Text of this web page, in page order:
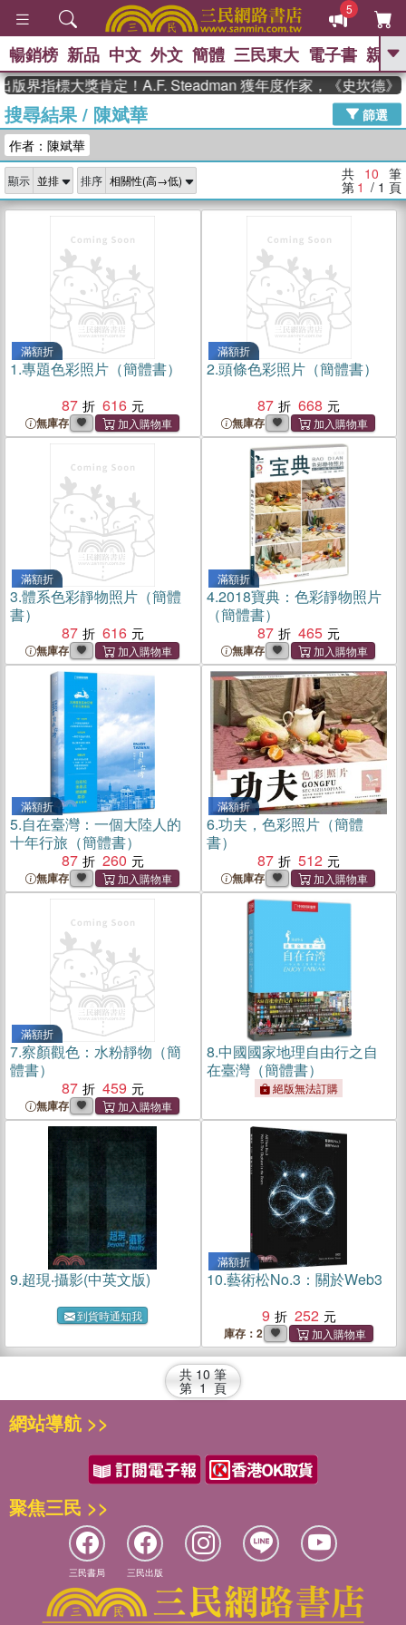
5
GO
高希均教授回憶錄
、 The Odyssey 、 父親節 、 如果歷
獎 臺灣漫遊錄 、 方念華 、 台灣的李
登輝時代
數學女孩：黎曼猜想 、
偉大的迷走神經
暢銷榜 新品 中文 外文 簡體 三民東大 電子書 親子
界指標大獎肯定！A.F. Steadman 獲年度作家，《史坎德》
搜尋結果/ 陳斌華
篩選
作者：陳斌華
顯示 排序 共 10 筆
第 1 / 1 頁
滿額折
1.專題色彩照片（簡體書）
87
616
無庫存
滿額折
2.頭條色彩照片（簡體書）
87
668
無庫存
滿額折
3.體系色彩靜物照片（簡體
書）
87
616
無庫存
滿額折
4.2018寶典：色彩靜物照片
（簡體書）
87
465
無庫存
滿額折
5.自在臺灣：一個大陸人的
十年行旅（簡體書）
87
260
無庫存
滿額折
6.功夫，色彩照片（簡體
書）
87
512
無庫存
滿額折
7.察顏觀色：水粉靜物（簡
體書）
87
459
無庫存
8.中國國家地理自由行之自
在臺灣（簡體書）
絕版無法訂購
9.超現‧攝影(中英文版)
到貨時通知我
滿額折
10.藝術松No.3：關於Web3
9
252
庫存：2
共 10 筆
第 1 頁
網站導航 >>
聚焦三民 >>
三民書局 三民出版